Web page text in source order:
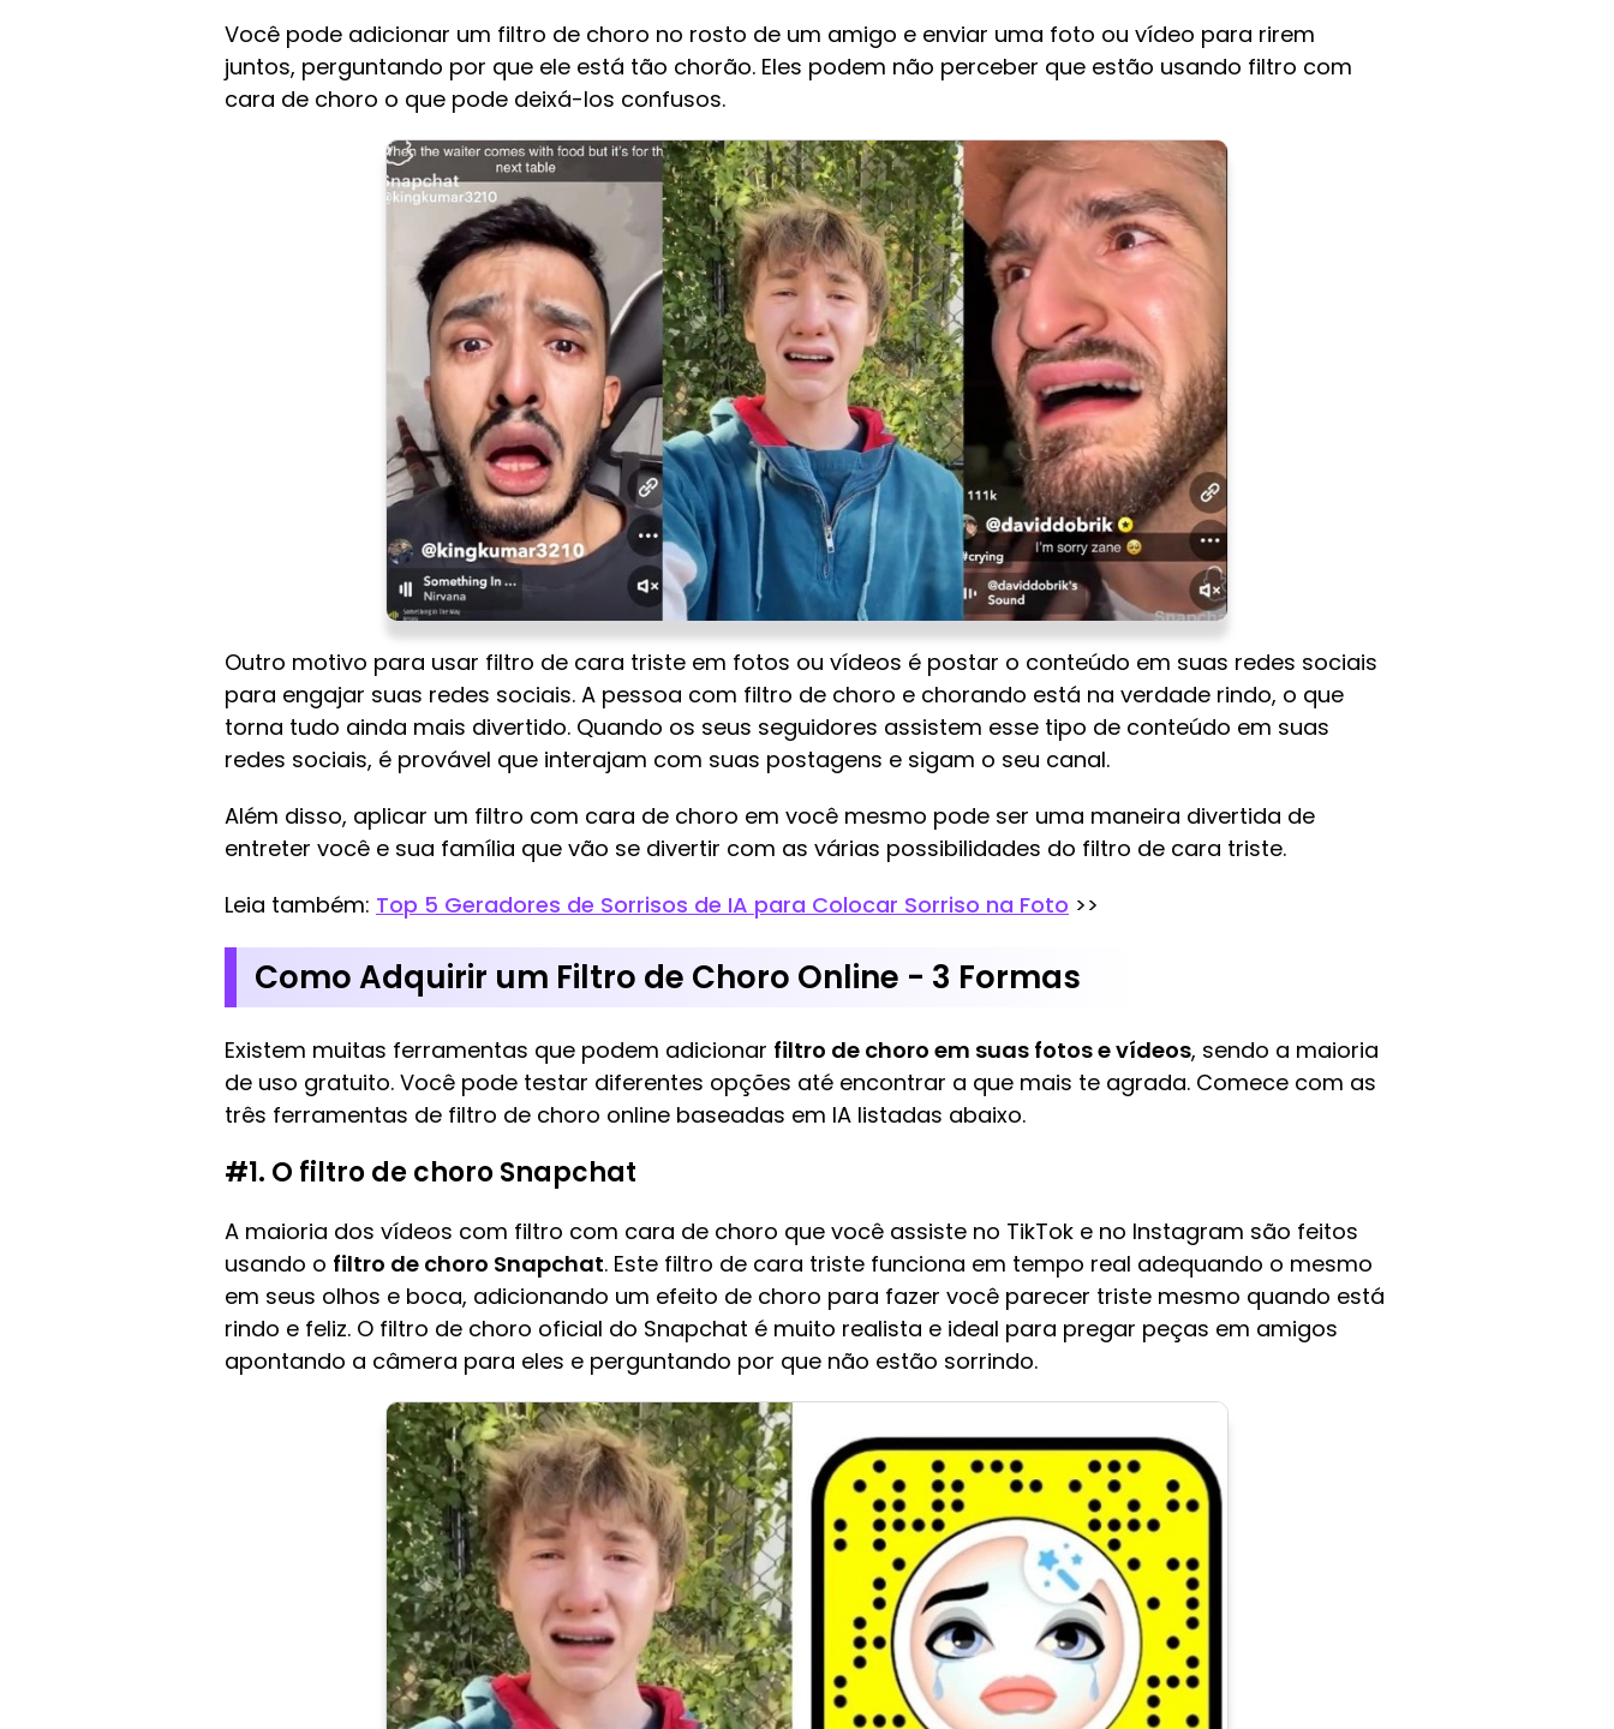
Você pode adicionar um filtro de choro no rosto de um amigo e enviar uma foto ou vídeo para rirem
juntos, perguntando por que ele está tão chorão. Eles podem não perceber que estão usando filtro com
cara de choro o que pode deixá-los confusos.
Outro motivo para usar filtro de cara triste em fotos ou vídeos é postar o conteúdo em suas redes sociais
para engajar suas redes sociais. A pessoa com filtro de choro e chorando está na verdade rindo, o que
torna tudo ainda mais divertido. Quando os seus seguidores assistem esse tipo de conteúdo em suas
redes sociais, é provável que interajam com suas postagens e sigam o seu canal.
Além disso, aplicar um filtro com cara de choro em você mesmo pode ser uma maneira divertida de
entreter você e sua família que vão se divertir com as várias possibilidades do filtro de cara triste.
Leia também: Top 5 Geradores de Sorrisos de IA para Colocar Sorriso na Foto >>
Como Adquirir um Filtro de Choro Online - 3 Formas
Existem muitas ferramentas que podem adicionar filtro de choro em suas fotos e vídeos, sendo a maioria
de uso gratuito. Você pode testar diferentes opções até encontrar a que mais te agrada. Comece com as
três ferramentas de filtro de choro online baseadas em IA listadas abaixo.
#1. O filtro de choro Snapchat
A maioria dos vídeos com filtro com cara de choro que você assiste no TikTok e no Instagram são feitos
usando o filtro de choro Snapchat. Este filtro de cara triste funciona em tempo real adequando o mesmo
em seus olhos e boca, adicionando um efeito de choro para fazer você parecer triste mesmo quando está
rindo e feliz. O filtro de choro oficial do Snapchat é muito realista e ideal para pregar peças em amigos
apontando a câmera para eles e perguntando por que não estão sorrindo.